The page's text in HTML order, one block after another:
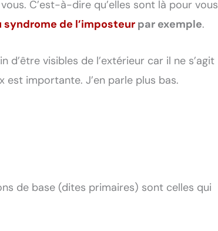
C’est-à-dire qu’elles sont là pour vous
de l’imposteur par exemple.
visibles de l’extérieur car il ne s’agit
importante. J’en parle plus bas.
de base (dites primaires) sont celles qui